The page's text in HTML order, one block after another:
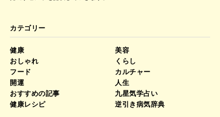
カテゴリー
健康
美容
おしゃれ
くらし
フード
カルチャー
開運
人生
おすすめの記事
九星気学占い
健康レシピ
逆引き病気辞典